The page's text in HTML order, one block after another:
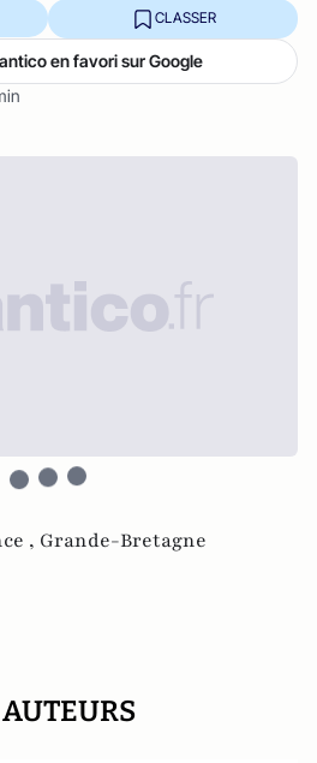
CLASSER
en favori sur Google
, Grande-Bretagne